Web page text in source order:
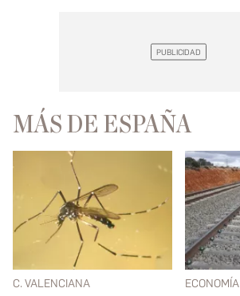
MÁS DE ESPAÑA
C. VALENCIANA ECONOMÍA